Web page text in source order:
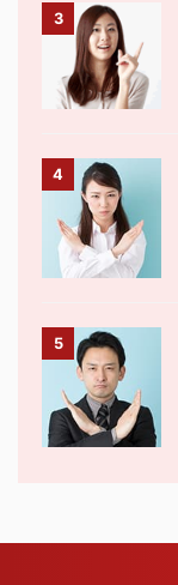
3
4
5